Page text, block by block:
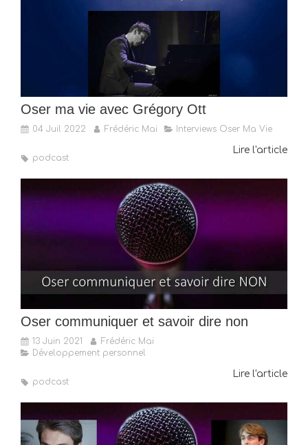
Oser ma vie avec Grégory Ott
04 Juil 2022 Frédéric Mai Interviews Oser Ma Vie
Lire l'article
podcast
Oser communiquer et savoir dire non
13 Juin 2021
Frédéric Mai
Développement personnel
Lire l'article
podcast